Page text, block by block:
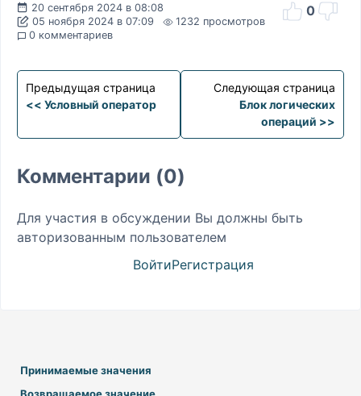
20 сентября 2024 в 08:08
05 ноября 2024 в 07:09
1232 просмотров
0 комментариев
0
Предыдущая страница
<< Условный оператор
Следующая страница
Блок логических
операций >>
Комментарии (0)
Для участия в обсуждении Вы должны быть
авторизованным пользователем
ВойтиРегистрация
Принимаемые значения